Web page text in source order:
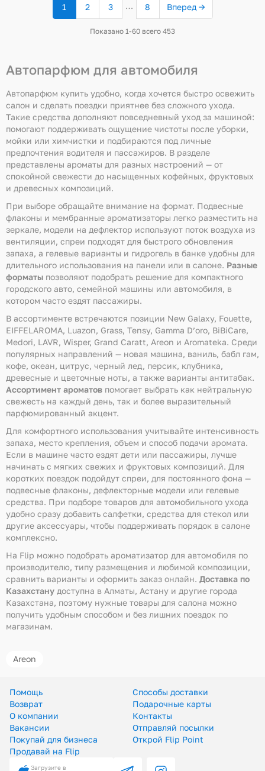
1(текущая
2 3 … 8 Вперед →
Показано 1-60 всего 453
Автопарфюм для автомобиля
Автопарфюм купить удобно, когда хочется быстро освежить
салон и сделать поездки приятнее без сложного ухода.
Такие средства дополняют повседневный уход за машиной:
помогают поддерживать ощущение чистоты после уборки,
мойки или химчистки и подбираются под личные
предпочтения водителя и пассажиров. В разделе
представлены ароматы для разных настроений — от
спокойной свежести до насыщенных кофейных, фруктовых
и древесных композиций.
При выборе обращайте внимание на формат. Подвесные
флаконы и мембранные ароматизаторы легко разместить на
зеркале, модели на дефлектор используют поток воздуха из
вентиляции, спреи подходят для быстрого обновления
запаха, а гелевые варианты и гидрогель в банке удобны для
длительного использования на панели или в салоне. Разные
форматы позволяют подобрать решение для компактного
городского авто, семейной машины или автомобиля, в
котором часто ездят пассажиры.
В ассортименте встречаются позиции New Galaxy, Fouette,
EIFFELAROMA, Luazon, Grass, Tensy, Gamma D’oro, BiBiCare,
Medori, LAVR, Wisper, Grand Caratt, Areon и Aromateka. Среди
популярных направлений — новая машина, ваниль, бабл гам,
кофе, океан, цитрус, черный лед, персик, клубника,
древесные и цветочные ноты, а также варианты антитабак.
Ассортимент ароматов помогает выбрать как нейтральную
свежесть на каждый день, так и более выразительный
парфюмированный акцент.
Для комфортного использования учитывайте интенсивность
запаха, место крепления, объем и способ подачи аромата.
Если в машине часто ездят дети или пассажиры, лучше
начинать с мягких свежих и фруктовых композиций. Для
коротких поездок подойдут спреи, для постоянного фона —
подвесные флаконы, дефлекторные модели или гелевые
средства. При подборе товаров для автомобильного ухода
удобно сразу добавить салфетки, средства для стекол или
другие аксессуары, чтобы поддерживать порядок в салоне
комплексно.
На Flip можно подобрать ароматизатор для автомобиля по
производителю, типу размещения и любимой композиции,
сравнить варианты и оформить заказ онлайн. Доставка по
Казахстану доступна в Алматы, Астану и другие города
Казахстана, поэтому нужные товары для салона можно
получить удобным способом и без лишних поездок по
магазинам.
Areon
Помощь
Способы доставки
Возврат
Подарочные карты
О компании
Контакты
Вакансии
Отправляй посылки
Покупай для бизнеса
Открой Flip Point
Продавай на Flip
Загрузите в